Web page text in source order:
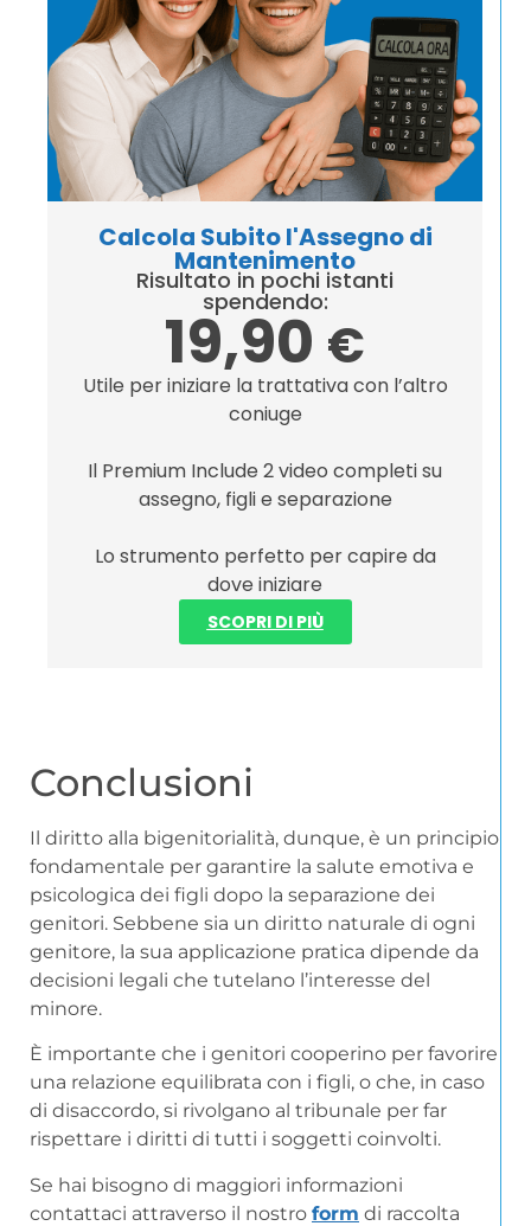
Calcola Subito l'Assegno di
Mantenimento
Risultato in pochi istanti
spendendo:
19,90 €
Utile per iniziare la trattativa con l’altro
coniuge
Il Premium Include 2 video completi su
assegno, figli e separazione
Lo strumento perfetto per capire da
dove iniziare
SCOPRI DI PIÙ
Conclusioni
Il diritto alla bigenitorialità, dunque, è un principio
fondamentale per garantire la salute emotiva e
psicologica dei figli dopo la separazione dei
genitori. Sebbene sia un diritto naturale di ogni
genitore, la sua applicazione pratica dipende da
decisioni legali che tutelano l’interesse del
minore.
È importante che i genitori cooperino per favorire
una relazione equilibrata con i figli, o che, in caso
di disaccordo, si rivolgano al tribunale per far
rispettare i diritti di tutti i soggetti coinvolti.
Se hai bisogno di maggiori informazioni
contattaci attraverso il nostro form di raccolta